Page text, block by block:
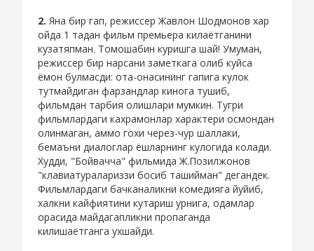
2. Яна бир гап, режиссер Жавлон Шодмонов хар
ойда 1 тадан фильм премьера килаётганини
кузатяпман. Томошабин куришга шай! Умуман,
режиссер бир нарсани заметкага олиб куйса
ёмон булмасди: ота-онасининг гапига кулок
тутмайдиган фарзандлар кинога тушиб,
фильмдан тарбия олишлари мумкин. Тугри
фильмлардаги кахрамонлар характери осмондан
олинмаган, аммо гохи через-чур шаллаки,
бемаъни диалоглар ёшларнинг кулогида колади.
Худди, "Бойвачча" фильмида Ж.Позилжонов
"клавиатуралариззи босиб ташийман" дегандек.
Фильмлардаги бачканаликни комедияга йуйиб,
халкни кайфиятини кутариш урнига, одамлар
орасида майдагапликни пропаганда
килишаётганга ухшайди.